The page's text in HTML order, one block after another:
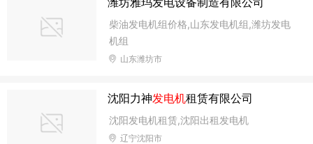
柴油发电机组价格,山东发电机组,潍坊发电
机组
山东潍坊市
沈阳力神发电机租赁有限公司
沈阳发电机租赁,沈阳出租发电机
辽宁沈阳市